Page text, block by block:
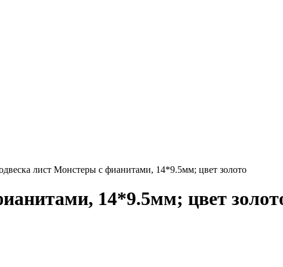
лист Монстеры с фианитами, 14*9.5мм; цвет золото
14*9.5мм; цвет